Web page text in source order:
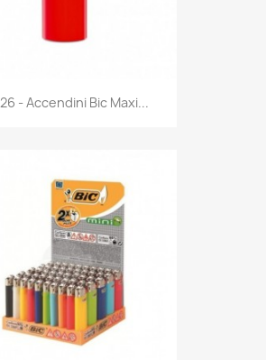
Anteprima
- Accendini Bic Maxi...